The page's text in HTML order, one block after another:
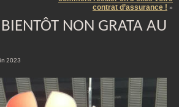
contrat d’assurance ! »
NON GRATA AU
2023